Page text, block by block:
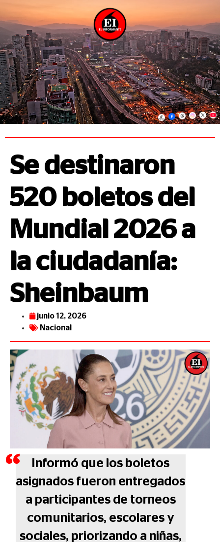
Se destinaron
520 boletos del
Mundial 2026 a
la ciudadanía:
Sheinbaum
junio 12, 2026
Nacional
Informó que los boletos
asignados fueron entregados
a participantes de torneos
comunitarios, escolares y
sociales, priorizando a niñas,